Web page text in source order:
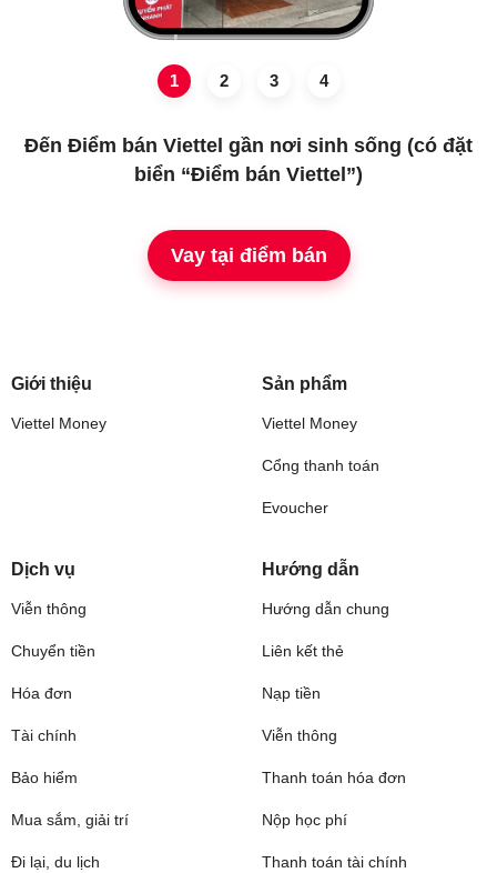
1
Đến Điểm bán Viettel gần nơi sinh sống (có đặt
biển “Điểm bán Viettel”)
2 3 4
Vay tại điểm bán
Giới thiệu
Viettel Money
Sản phẩm
Viettel Money
Cổng thanh toán
Evoucher
Dịch vụ
Viễn thông
Chuyển tiền
Hóa đơn
Tài chính
Bảo hiểm
Mua sắm, giải trí
Đi lại, du lịch
Hướng dẫn
Hướng dẫn chung
Liên kết thẻ
Nạp tiền
Viễn thông
Thanh toán hóa đơn
Nộp học phí
Thanh toán tài chính